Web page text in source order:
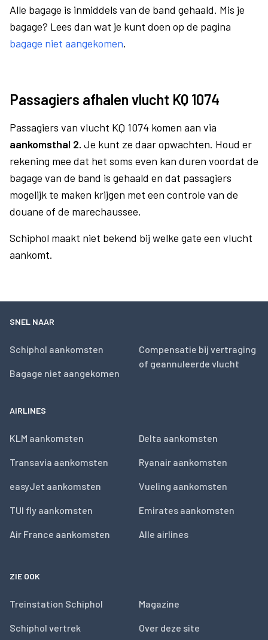
Alle bagage is inmiddels van de band gehaald. Mis je
bagage? Lees dan wat je kunt doen op de pagina
bagage niet aangekomen.
Passagiers afhalen vlucht KQ 1074
Passagiers van vlucht KQ 1074 komen aan via
aankomsthal 2. Je kunt ze daar opwachten. Houd er
rekening mee dat het soms even kan duren voordat de
bagage van de band is gehaald en dat passagiers
mogelijk te maken krijgen met een controle van de
douane of de marechaussee.
Schiphol maakt niet bekend bij welke gate een vlucht
aankomt.
SNEL NAAR
Schiphol aankomsten
Bagage niet aangekomen
Compensatie bij vertraging
of geannuleerde vlucht
AIRLINES
KLM aankomsten
Transavia aankomsten
easyJet aankomsten
TUI fly aankomsten
Air France aankomsten
Delta aankomsten
Ryanair aankomsten
Vueling aankomsten
Emirates aankomsten
Alle airlines
ZIE OOK
Treinstation Schiphol
Schiphol vertrek
Magazine
Over deze site